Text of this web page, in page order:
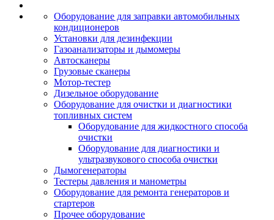
Оборудование для заправки автомобильных
кондиционеров
Установки для дезинфекции
Газоанализаторы и дымомеры
Автосканеры
Грузовые сканеры
Мотор-тестер
Дизельное оборудование
Оборудование для очистки и диагностики
топливных систем
Оборудование для жидкостного способа
очистки
Оборудование для диагностики и
ультразвукового способа очистки
Дымогенераторы
Тестеры давления и манометры
Оборудование для ремонта генераторов и
стартеров
Прочее оборудование